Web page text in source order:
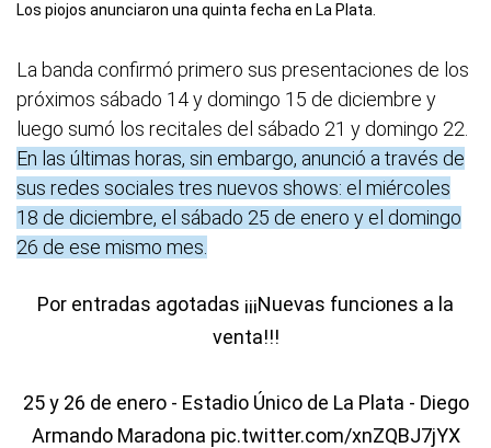
Los piojos anunciaron una quinta fecha en La Plata.
La banda confirmó primero sus presentaciones de los
próximos sábado 14 y domingo 15 de diciembre y
luego sumó los recitales del sábado 21 y domingo 22.
En las últimas horas, sin embargo, anunció a través de
sus redes sociales tres nuevos shows: el miércoles
18 de diciembre, el sábado 25 de enero y el domingo
26 de ese mismo mes.
Por entradas agotadas ¡¡¡Nuevas funciones a la
venta!!!
25 y 26 de enero - Estadio Único de La Plata - Diego
Armando Maradona pic.twitter.com/xnZQBJ7jYX